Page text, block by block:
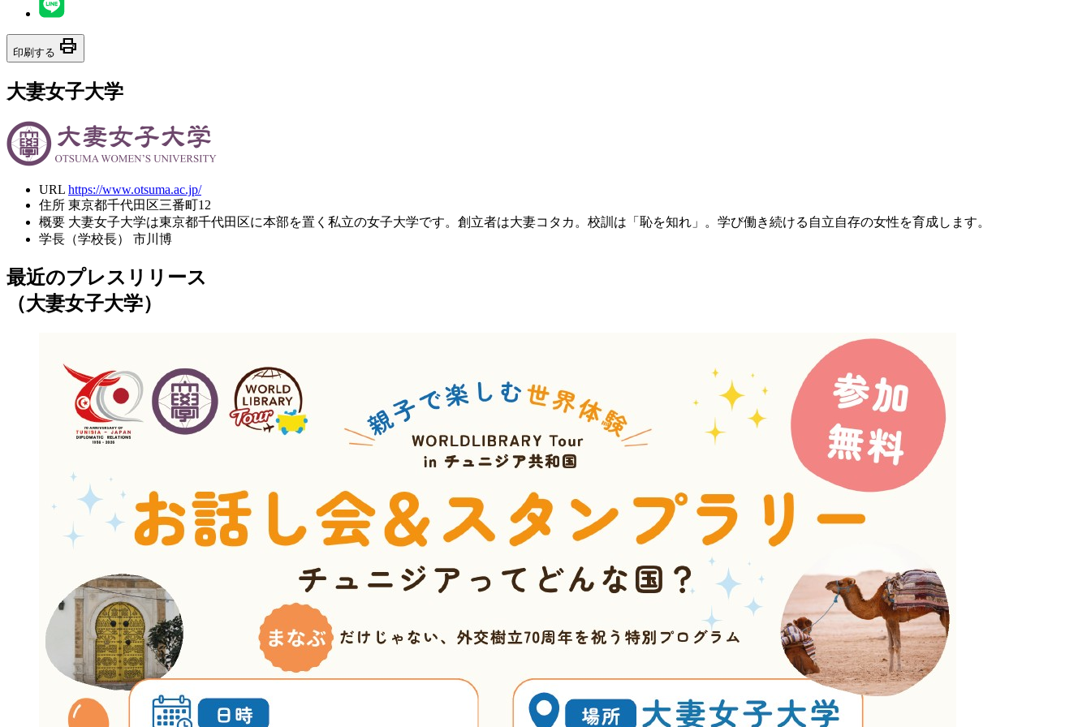
印刷する print
大妻女子大学
URL https://www.otsuma.ac.jp/
住所 東京都千代田区三番町12
概要 大妻女子大学は東京都千代田区に本部を置く私立の女子大学です。創立者は大妻コタカ。校訓は「恥を知れ」。学び働き続ける自立自存の女性を育成します。
学長（学校長）
市川博
最近のプレスリリース
（大妻女子大学）